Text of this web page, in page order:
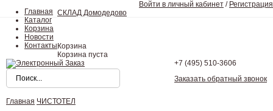
Главная
Каталог
Корзина
Новости
Контакты
Войти в личный кабинет / Регистрация
СКЛАД Домодедово
Корзина
Корзина пуста
+7 (495) 510-3606
Заказать обратный звонок
Главная ЧИСТОТЕЛ